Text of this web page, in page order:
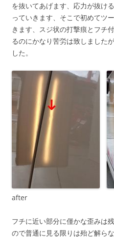
を抜いてあげます、応力が抜け
っていきます、そこで初めてツ
きます、スジ状の打撃痕とフチ
るのにかなり苦労は致しました
した。
after
フチに近い部分に僅かな歪みは
ので普通に見る限りは殆ど解ら